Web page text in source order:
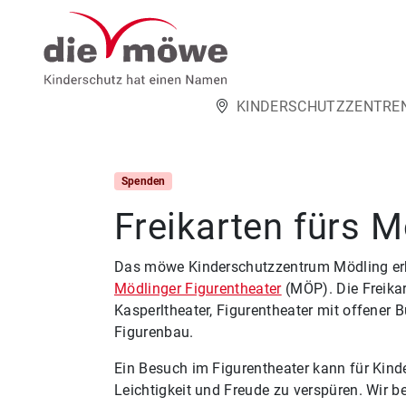
Weiter zum Inhalt
Spenden
Freikarten fürs
Das möwe Kinderschutzzentrum Mödling
Mödlinger Figurentheater(MÖP). Die
Kasperltheater, Figurentheater mit offener
Figurenbau.
Ein Besuch im Figurentheater kann für
Leichtigkeit und Freude zu verspüren. Wir